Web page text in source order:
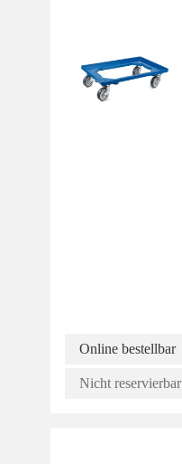
Online bestellbar
Nicht reservierbar